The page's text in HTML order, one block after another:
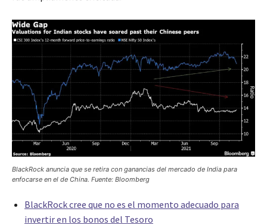
BlackRock anuncia que se retira con ganancias del mercado de India para
enfocarse en el de China. Fuente: Bloomberg
BlackRock cree que no es el momento adecuado para
invertir en los bonos del Tesoro